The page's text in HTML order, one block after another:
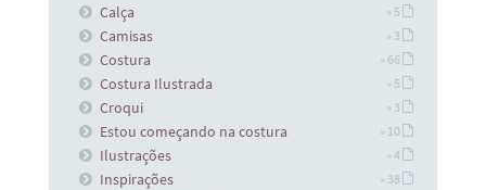
Calça » 5
Camisas » 3
Costura » 66
Costura Ilustrada » 5
Croqui » 3
Estou começando na costura » 10
Ilustrações » 4
Inspirações » 38